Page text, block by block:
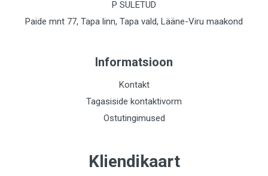
P SULETUD
Paide mnt 77, Tapa linn, Tapa vald, Lääne-Viru maakond
Informatsioon
Kontakt
Tagasiside kontaktivorm
Ostutingimused
Kliendikaart